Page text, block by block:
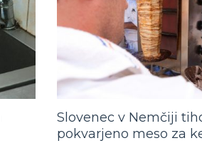
Slovenec v Nemčiji
pokvarjeno meso za